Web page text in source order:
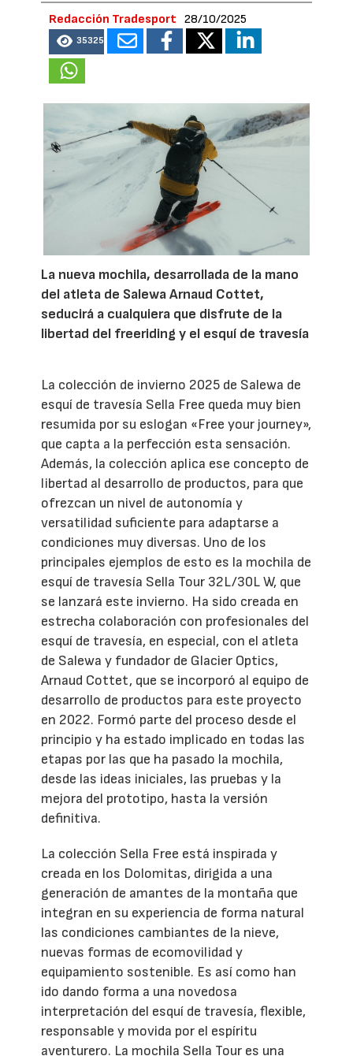
Redacción Tradesport 28/10/2025
35325
La nueva mochila, desarrollada de la mano
del atleta de Salewa Arnaud Cottet,
seducirá a cualquiera que disfrute de la
libertad del freeriding y el esquí de travesía
La colección de invierno 2025 de Salewa de
esquí de travesía Sella Free queda muy bien
resumida por su eslogan «Free your journey»,
que capta a la perfección esta sensación.
Además, la colección aplica ese concepto de
libertad al desarrollo de productos, para que
ofrezcan un nivel de autonomía y
versatilidad suficiente para adaptarse a
condiciones muy diversas. Uno de los
principales ejemplos de esto es la mochila de
esquí de travesía Sella Tour 32L/30L W, que
se lanzará este invierno. Ha sido creada en
estrecha colaboración con profesionales del
esquí de travesía, en especial, con el atleta
de Salewa y fundador de Glacier Optics,
Arnaud Cottet, que se incorporó al equipo de
desarrollo de productos para este proyecto
en 2022. Formó parte del proceso desde el
principio y ha estado implicado en todas las
etapas por las que ha pasado la mochila,
desde las ideas iniciales, las pruebas y la
mejora del prototipo, hasta la versión
definitiva.
La colección Sella Free está inspirada y
creada en los Dolomitas, dirigida a una
generación de amantes de la montaña que
integran en su experiencia de forma natural
las condiciones cambiantes de la nieve,
nuevas formas de ecomovilidad y
equipamiento sostenible. Es así como han
ido dando forma a una novedosa
interpretación del esquí de travesía, flexible,
responsable y movida por el espíritu
aventurero. La mochila Sella Tour es una